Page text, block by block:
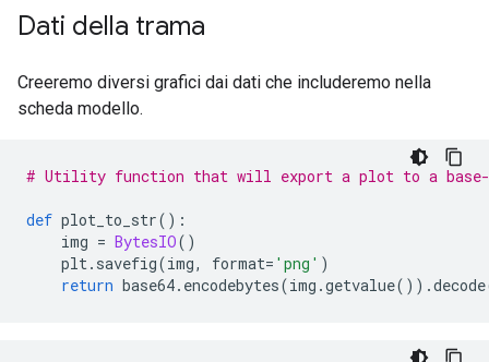
Dati della trama
Creeremo diversi grafici dai dati che includeremo nella
scheda modello.
# Utility function that will export a plot to a base-
def plot_to_str():
img = BytesIO()
plt. savefig(img, format= 'png' )
return base64. encodebytes(img .getvalue()).decode